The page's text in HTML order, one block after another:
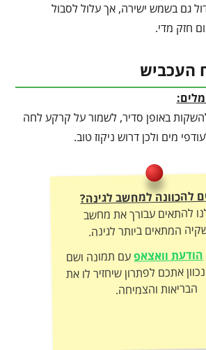
גם בשמש ישירה, אך עלול לסבול
חזק מדי.
העכביש
באופן סדיר, לשמור על קרקע לחה
מים ולכן דרוש ניקוז טוב.
להכוונה למחשב לגינה?
להתאים עבורך את מחשב
המתאים ביותר לגינה.
הודעת וואצאפעם תמונה ושם
הצמח – ונכוון אתכם לפתרון שיחזיר לו את
הבריאות והצמיחה.